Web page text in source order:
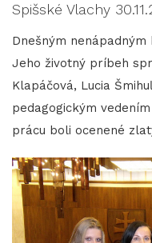
Spišské Vlachy
Dnešným
Jeho životný príbeh
Klapáčová, Lucia
pedagogickým
prácu boli ocenené